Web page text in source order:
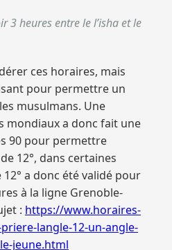
3 heures entre le l’isha et le
ces horaires, mais
pour permettre un
musulmans. Une
mondiaux a donc fait une
90 pour permettre
12°, dans certaines
12° a donc été validé pour
à la ligne Grenoble-
: https://www.horaires-
langle-12-un-angle-
jeune.html